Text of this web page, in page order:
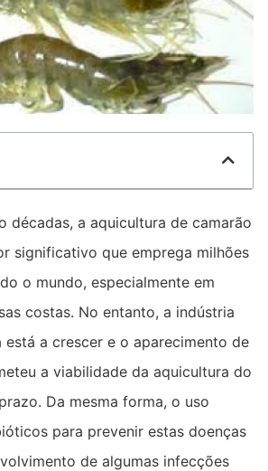
décadas, a aquicultura de camarão
significativo que emprega milhões
o mundo, especialmente em
costas. No entanto, a indústria
está a crescer e o aparecimento de
a viabilidade da aquicultura do
Da mesma forma, o uso
para prevenir estas doenças
de algumas infecções